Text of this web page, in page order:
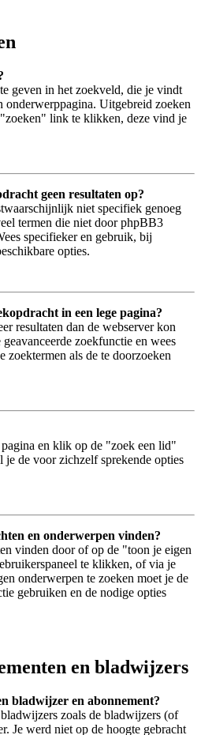
geven in het zoekveld, die je vindt
onderwerppagina. Uitgebreid zoeken
link te klikken, deze vind je
geen resultaten op?
niet specifiek genoeg
termen die niet door phpBB3
specifieker en gebruik, bij
opties.
in een lege pagina?
resultaten dan de webserver kon
zoekfunctie en wees
zoektermen als de te doorzoeken
en klik op de "zoek een lid"
de voor zichzelf sprekende opties
en onderwerpen vinden?
vinden door of op de "toon je eigen
te klikken, of via je
onderwerpen te zoeken moet je de
gebruiken en de nodige opties
en bladwijzers
bladwijzer en abonnement?
zoals de bladwijzers (of
Je werd niet op de hoogte gebracht